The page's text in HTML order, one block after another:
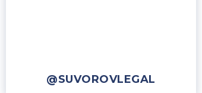
@SUVOROVLEGAL